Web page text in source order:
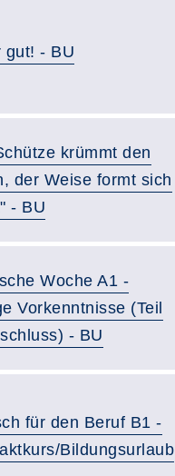
gut! - BU
krümmt den
der Weise formt sich
- BU
Woche A1 -
Vorkenntnisse (Teil
- BU
für den Beruf B1 -
Bildungsurlaub